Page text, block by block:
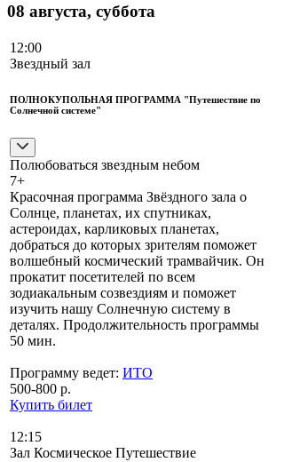
08 августа, суббота
12:00
Звездный зал
ПОЛНОКУПОЛЬНАЯ ПРОГРАММА "Путешествие по
Солнечной системе"
Полюбоваться звездным небом
7+
Красочная программа Звёздного зала о
Солнце, планетах, их спутниках,
астероидах, карликовых планетах,
добраться до которых зрителям поможет
волшебный космический трамвайчик. Он
прокатит посетителей по всем
зодиакальным созвездиям и поможет
изучить нашу Солнечную систему в
деталях. Продолжительность программы
50 мин.
Программу ведет: ИТО
500-800 р.
Купить билет
12:15
Зал Космическое Путешествие